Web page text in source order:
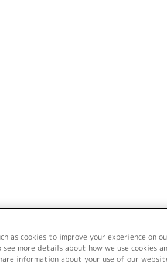
as cookies to improve your experience on
see more details about how we use cookies
information about your use of our